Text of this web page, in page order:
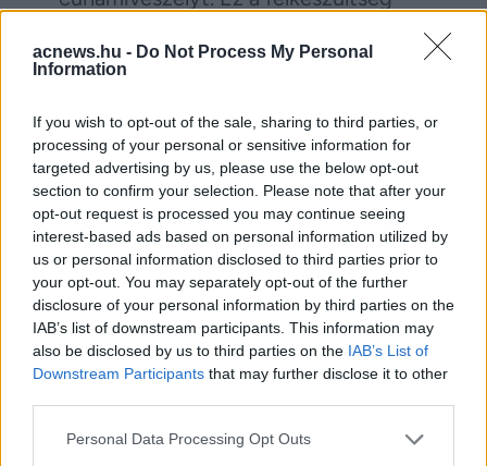
acnews.hu - Do Not Process My Personal
Information
If you wish to opt-out of the sale, sharing to third parties, or
processing of your personal or sensitive information for
targeted advertising by us, please use the below opt-out
section to confirm your selection. Please note that after your
opt-out request is processed you may continue seeing
interest-based ads based on personal information utilized by
us or personal information disclosed to third parties prior to
your opt-out. You may separately opt-out of the further
disclosure of your personal information by third parties on the
IAB’s list of downstream participants. This information may
also be disclosed by us to third parties on the IAB’s List of
Downstream Participants that may further disclose it to other
Please note that this website/app uses one or more Google
Personal Data Processing Opt Outs
maga a technológia.
Facebook Twitter
Reddit Telegram
Email
Hirdetés